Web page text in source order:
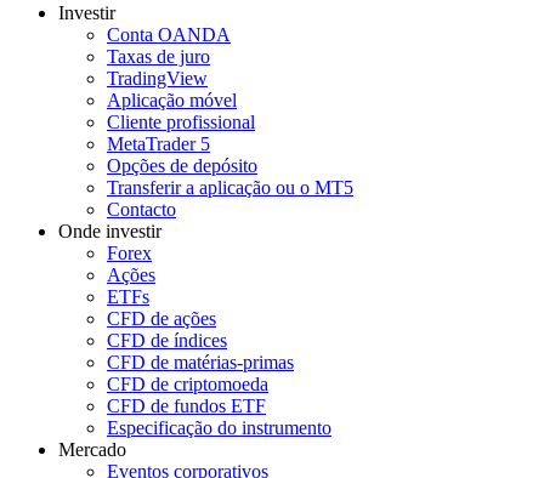
Investir
Conta OANDA
Taxas de juro
TradingView
Aplicação móvel
Cliente profissional
MetaTrader 5
Opções de depósito
Transferir a aplicação ou o MT5
Contacto
Onde investir
Forex
Ações
ETFs
CFD de ações
CFD de índices
CFD de matérias-primas
CFD de criptomoeda
CFD de fundos ETF
Especificação do instrumento
Mercado
Eventos corporativos